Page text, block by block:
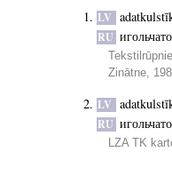
LV
RU
Zinātne,
LV
RU
LZA TK